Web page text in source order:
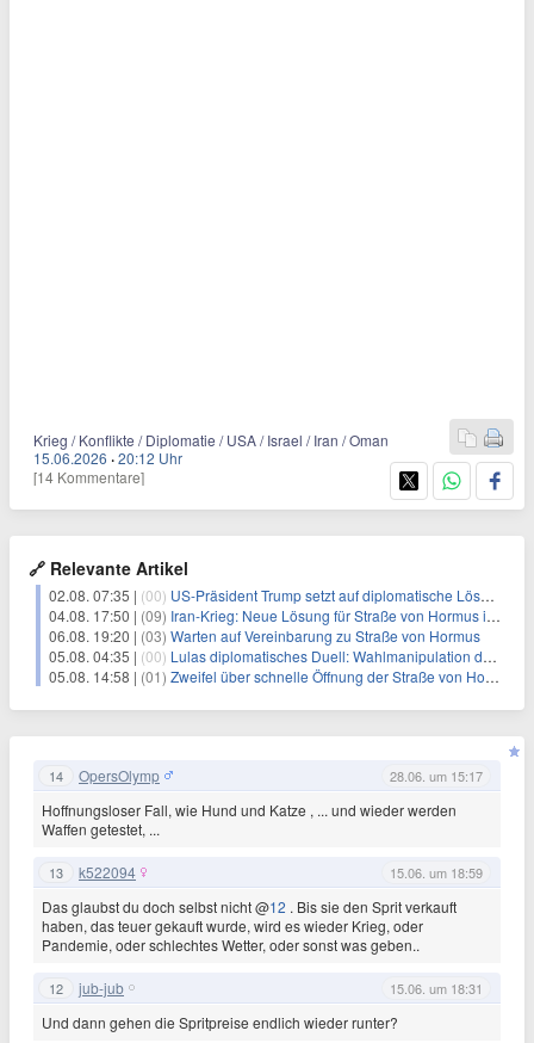
Krieg / Konflikte / Diplomatie / USA / Israel / Iran / Oman
15.06.2026 ·20:12 Uhr
[14 Kommentare]
🔗 Relevante Artikel
02.08. 07:35 | (00) US-Präsident Trump setzt auf diplomatische Lösungen im Iran-Konflikt
04.08. 17:50 | (09) Iran-Krieg: Neue Lösung für Straße von Hormus in Sicht?
06.08. 19:20 | (03) Warten auf Vereinbarung zu Straße von Hormus
05.08. 04:35 | (00) Lulas diplomatisches Duell: Wahlmanipulation durch Trump und Milei navigieren
05.08. 14:58 | (01) Zweifel über schnelle Öffnung der Straße von Hormus
14 OpersOlymp 28.06. um 15:17
Hoffnungsloser Fall, wie Hund und Katze , ... und wieder werden
Waffen getestet, ...
13 k522094 15.06. um 18:59
Das glaubst du doch selbst nicht @12 . Bis sie den Sprit verkauft
haben, das teuer gekauft wurde, wird es wieder Krieg, oder
Pandemie, oder schlechtes Wetter, oder sonst was geben..
12 jub-jub 15.06. um 18:31
Und dann gehen die Spritpreise endlich wieder runter?